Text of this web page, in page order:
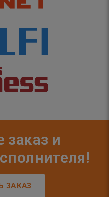
заказ и
ЗАКАЗ